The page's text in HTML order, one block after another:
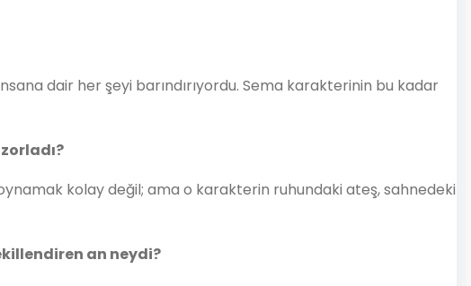
dair her şeyi barındırıyordu. Sema karakterinin bu kadar
kolay değil; ama o karakterin ruhundaki ateş, sahnedeki
an neydi?